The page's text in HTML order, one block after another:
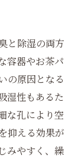
と除湿の両方
容器やお茶パ
の原因となる
湿性もあるた
な孔により空
抑える効果が
みやすく、繰